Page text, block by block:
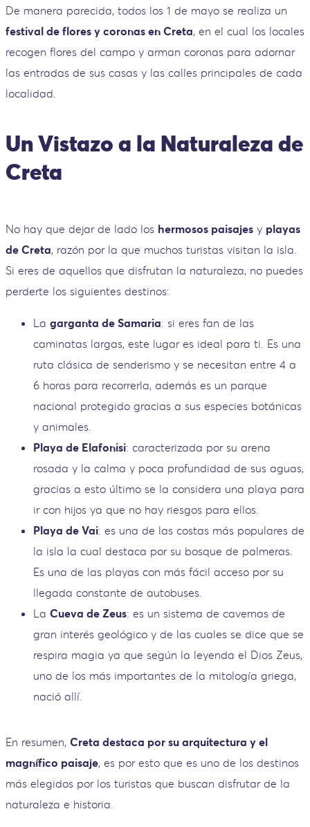
De manera parecida, todos los 1 de mayo se realiza un
festival de flores y coronas en Creta, en el cual los locales
recogen flores del campo y arman coronas para adornar
las entradas de sus casas y las calles principales de cada
localidad.
Un Vistazo a la Naturaleza de
Creta
No hay que dejar de lado los hermosos paisajes y playas
de Creta, razón por la que muchos turistas visitan la isla.
Si eres de aquellos que disfrutan la naturaleza, no puedes
perderte los siguientes destinos:
La garganta de Samaria: si eres fan de las
caminatas largas, este lugar es ideal para ti. Es una
ruta clásica de senderismo y se necesitan entre 4 a
6 horas para recorrerla, además es un parque
nacional protegido gracias a sus especies botánicas
y animales.
Playa de Elafonisi: caracterizada por su arena
rosada y la calma y poca profundidad de sus aguas,
gracias a esto último se la considera una playa para
ir con hijos ya que no hay riesgos para ellos.
Playa de Vai: es una de las costas más populares de
la isla la cual destaca por su bosque de palmeras.
Es una de las playas con más fácil acceso por su
llegada constante de autobuses.
La Cueva de Zeus: es un sistema de cavernas de
gran interés geológico y de las cuales se dice que se
respira magia ya que según la leyenda el Dios Zeus,
uno de los más importantes de la mitología griega,
nació allí.
En resumen, Creta destaca por su arquitectura y el
magnífico paisaje, es por esto que es uno de los destinos
más elegidos por los turistas que buscan disfrutar de la
naturaleza e historia.